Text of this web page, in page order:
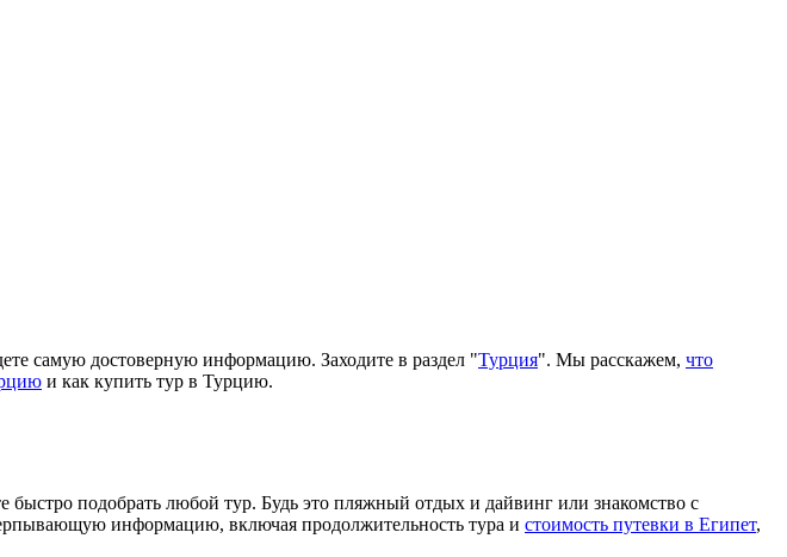
самую достоверную информацию. Заходите в раздел "Турция". Мы расскажем, что
и как купить тур в Турцию.
подобрать любой тур. Будь это пляжный отдых и дайвинг или знакомство с
информацию, включая продолжительность тура и стоимость путевки в Египет,